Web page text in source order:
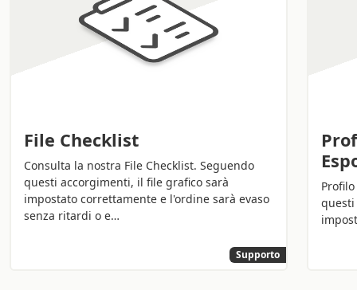
File Checklist
Consulta la nostra File Checklist. Seguendo
questi accorgimenti, il file grafico sarà
impostato correttamente e l'ordine sarà evaso
senza ritardi o e…
Supporto